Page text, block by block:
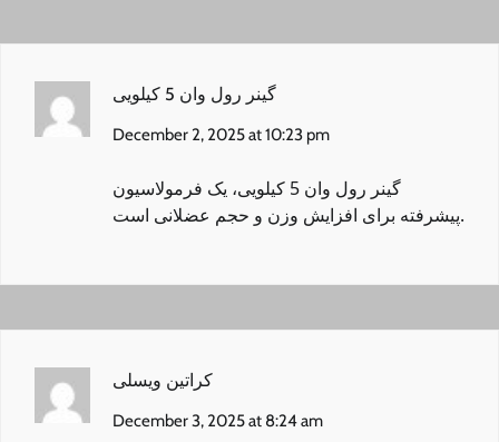
گینر رول وان 5 کیلویی
December 2, 2025 at 10:23 pm
گینر رول وان 5 کیلویی
، یک فرمولاسیون
پیشرفته برای افزایش وزن و حجم عضلانی است.
کراتین ویسلی
December 3, 2025 at 8:24 am